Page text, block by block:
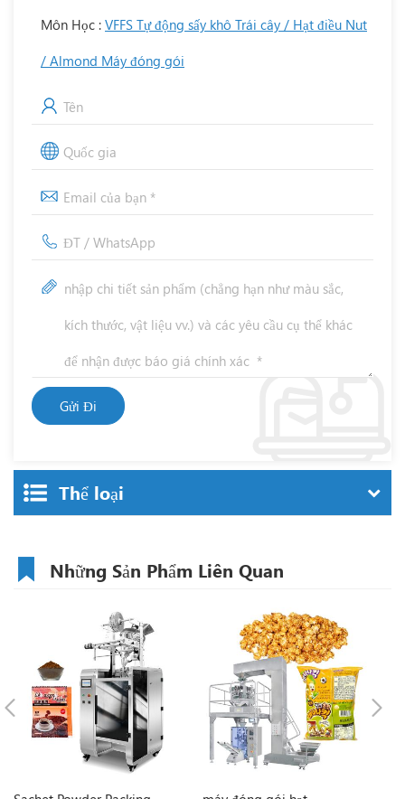
Môn Học : VFFS Tự động sấy khô Trái cây / Hạt điều Nut
/ Almond Máy đóng gói
Thể loại
Những Sản Phẩm Liên Quan